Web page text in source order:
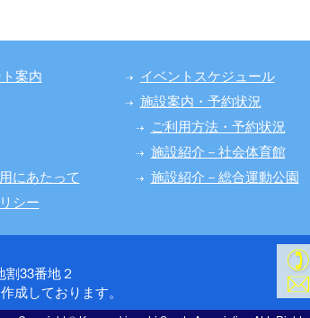
案内
にあたって
シー
イベントスケジュール
施設案内・予約状況
ご利用方法・予約状況
施設紹介－社会体育館
施設紹介－総合運動公園
33番地２
成しております。